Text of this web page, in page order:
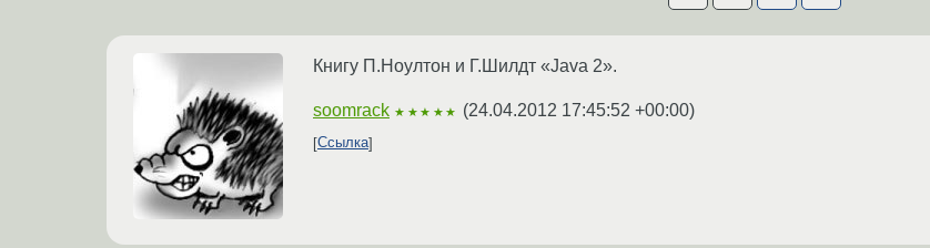
Книгу П.Ноултон и Г.Шилдт «Java 2».
soomrack ★★★★★ (24.04.2012 17:45:52 +00:00)
Ссылка